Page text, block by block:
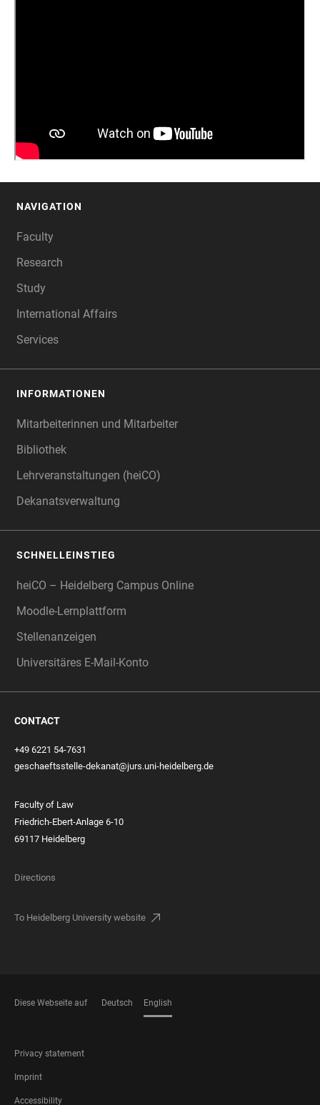
NAVIGATION
Faculty
Research
Study
International Affairs
Services
INFORMATIONEN
Mitarbeiterinnen und Mitarbeiter
Bibliothek
Lehrveranstaltungen (heiCO)
Dekanatsverwaltung
SCHNELLEINSTIEG
heiCO – Heidelberg Campus Online
Moodle-Lernplattform
Stellenanzeigen
Universitäres E-Mail-Konto
CONTACT
+49 6221 54-7631
geschaeftsstelle-dekanat@jurs.uni-heidelberg.de
Faculty of Law
Friedrich-Ebert-Anlage 6-10
69117 Heidelberg
Directions
To Heidelberg University website
Diese Webseite auf Deutsch English
FOOTER
LEGAL
Privacy statement
Imprint
Accessibility